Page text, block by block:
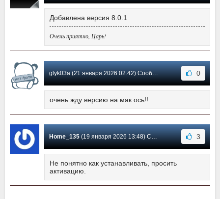
Добавлена версия 8.0.1
Очень приятно, Царь!
glyk03a (21 января 2026 02:42) Сообщение #1 0
очень жду версию на мак ось!!
Home_135(19 января 2026 13:48) Сообщение #0 3
Не понятно как устанавливать, просить
активацию.